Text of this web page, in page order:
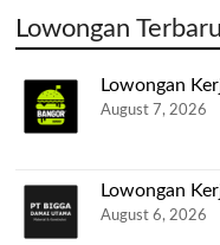
Lowongan Terbaru
Lowongan
August 7, 2026
Lowongan
August 6, 2026